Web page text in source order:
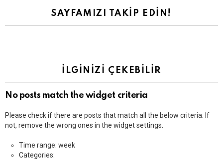
SAYFAMIZI TAKIP EDIN!
İLGINIZI ÇEKEBILIR
No posts match the widget criteria
Please check if there are posts that match all the below criteria. If
not, remove the wrong ones in the widget settings.
Time range: week
Categories: